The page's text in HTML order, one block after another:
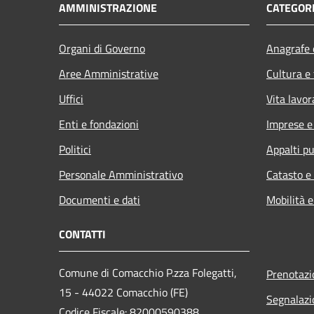
AMMINISTRAZIONE
Organi di Governo
Aree Amministrative
Uffici
Enti e fondazioni
Politici
Personale Amministrativo
Documenti e dati
Cultura
Vita
Imprese
Appalti
Catasto
Mobilità
CONTATTI
Comune di Comacchio P.zza Folegatti,
15 - 44022 Comacchio (FE)